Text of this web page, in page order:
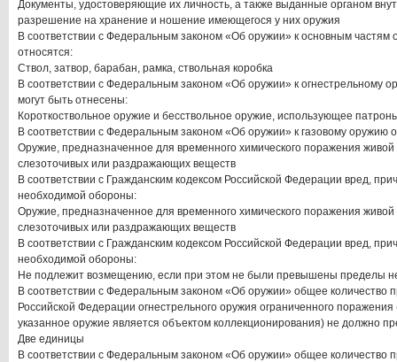
Документы, удостоверяющие их личность, а также выданные органом
разрешение на хранение и ношение имеющегося у них оружия
В соответствии с Федеральным законом «Об оружии» к основным частям
относятся:
Ствол, затвор, барабан, рамка, ствольная коробка
В соответствии с Федеральным законом «Об оружии» к огнестрельному
могут быть отнесены:
Короткоствольное оружие и бесствольное оружие, использующее
В соответствии с Федеральным законом «Об оружии» к газовому оружию
Оружие, предназначенное для временного химического поражения
слезоточивых или раздражающих веществ
В соответствии с Гражданским кодексом Российской Федерации вред,
необходимой обороны:
Оружие, предназначенное для временного химического поражения
слезоточивых или раздражающих веществ
В соответствии с Гражданским кодексом Российской Федерации вред,
необходимой обороны:
Не подлежит возмещению, если при этом не были превышены пределы
В соответствии с Федеральным законом «Об оружии» общее количество
Российской Федерации огнестрельного оружия ограниченного
указанное оружие является объектом коллекционирования) не должно
Две единицы
В соответствии с Федеральным законом «Об оружии» общее количество